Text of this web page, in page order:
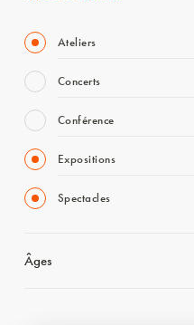
Ateliers
Concerts
Conférence
Expositions
Spectacles
Âges